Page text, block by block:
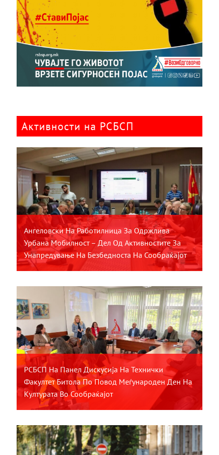
Активности на РСБСП
Ангеловски На Работилница За Одржлива
Урбана Мобилност – Дел Од Активностите За
Унапредување На Безбедноста На Сообраќајот
РСБСП На Панел Дискусија На Технички
Факултет Битола По Повод Меѓународен Ден На
Културата Во Сообраќајот